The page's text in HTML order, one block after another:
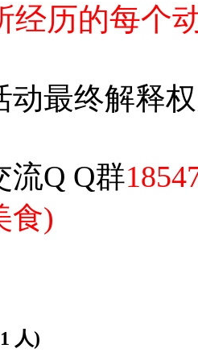
经历的每个
动最终解释
流Q Q群
食)
人)